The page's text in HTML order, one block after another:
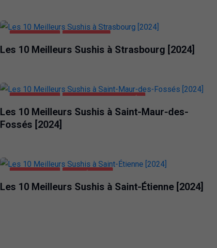
Les 10 Meilleurs Sushis à Strasbourg [2024]
Les 10 Meilleurs Sushis à Saint-Maur-des-
Fossés [2024]
Les 10 Meilleurs Sushis à Saint-Étienne [2024]